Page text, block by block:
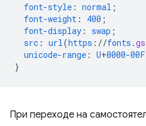
font-style : normal ;
font-weight : 400 ;
font-display : swap ;
src : url (https ://fonts .
unicode-range : U+0000-
}
При переходе на